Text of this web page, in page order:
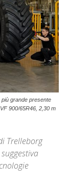
grande presente
900/65R46, 2,30 m
Trelleborg